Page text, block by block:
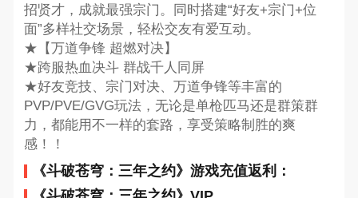
招贤才，成就最强宗门。同时搭建“好友+宗门+位
面”多样社交场景，轻松交友有爱互动。
★【万道争锋 超燃对决】
★跨服热血决斗 群战千人同屏
★好友竞技、宗门对决、万道争锋等丰富的
PVP/PVE/GVG玩法，无论是单枪匹马还是群策群
力，都能用不一样的套路，享受策略制胜的爽
感！！
《斗破苍穹：三年之约》游戏充值返利：